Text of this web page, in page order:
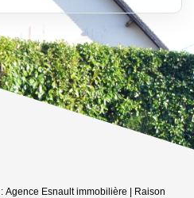
Agence Esnault immobilière | Raison